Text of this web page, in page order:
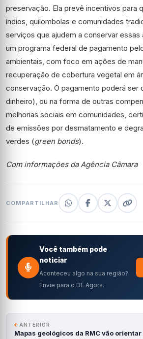
preservação. Ela prevê incentivos para
índios, quilombolas e comunidades
serviços que ajudem a conservar essas
um programa federal de pagamento
ambientais, com foco em ações de
recuperação de cobertura vegetal em
conservação. O pagamento poderá ser
dinheiro), ou na forma de outras
melhorias sociais em comunidades,
de emissões por desmatamento e
verdes (green bonds).
Com informações da Agência Câmara
COMPARTILHAR
Você também pode
noticiar
Aconteceu algo na sua região?
Envie para o DF Agora.
ANTERIOR
Mapas geológicos da RMC vão